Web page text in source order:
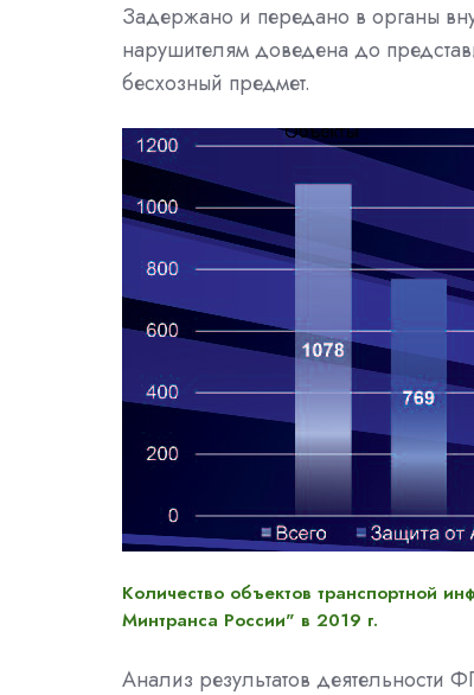
Задержано и передано в органы
нарушителям доведена до
бесхозный предмет.
Количество объектов транспортной
Минтранса России" в 2019 г.
Анализ результатов деятельности